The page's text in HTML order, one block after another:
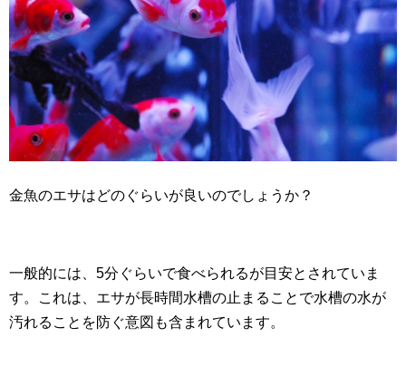
金魚のエサはどのぐらいが良いのでしょうか？
一般的には、5分ぐらいで食べられるが目安とされていま
す。これは、エサが長時間水槽の止まることで水槽の水が
汚れることを防ぐ意図も含まれています。